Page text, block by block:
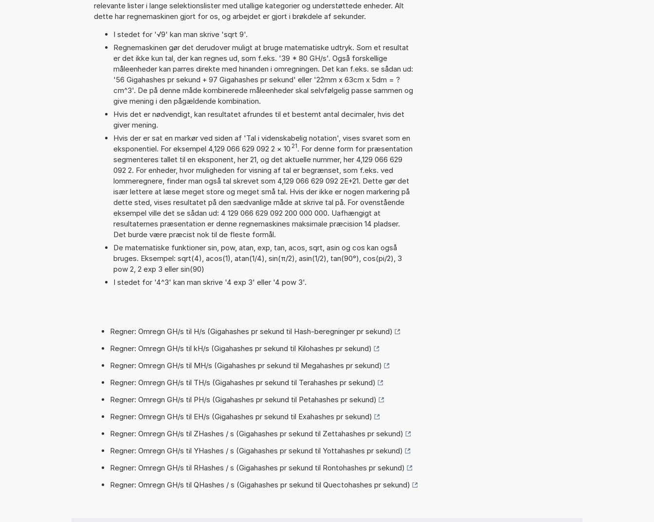
relevante lister i lange selektionslister med utallige kategorier og understøttede enheder. Alt
dette har regnemaskinen gjort for os, og arbejdet er gjort i brøkdele af sekunder.
I stedet for '√9' kan man skrive 'sqrt 9'.
Regnemaskinen gør det derudover muligt at bruge matematiske udtryk. Som et resultat
er det ikke kun tal, der kan regnes ud, som f.eks. '39 * 80 GH/s'. Også forskellige
måleenheder kan parres direkte med hinanden i omregningen. Det kan f.eks. se sådan ud:
'56 Gigahashes pr sekund + 97 Gigahashes pr sekund' eller '22mm x 63cm x 5dm = ?
cm^3'. De på denne måde kombinerede måleenheder skal selvfølgelig passe sammen og
give mening i den pågældende kombination.
Hvis det er nødvendigt, kan resultatet afrundes til et bestemt antal decimaler, hvis det
giver mening.
Hvis der er sat en markør ved siden af 'Tal i videnskabelig notation', vises svaret som en
eksponentiel. For eksempel 4,129 066 629 092 2 × 10 21. For denne form for præsentation
segmenteres tallet til en eksponent, her 21, og det aktuelle nummer, her 4,129 066 629
092 2. For enheder, hvor muligheden for visning af tal er begrænset, som f.eks. ved
lommeregnere, finder man også tal skrevet som 4,129 066 629 092 2E+21. Dette gør det
især lettere at læse meget store og meget små tal. Hvis der ikke er nogen markering på
dette sted, vises resultatet på den sædvanlige måde at skrive tal på. For ovenstående
eksempel ville det se sådan ud: 4 129 066 629 092 200 000 000. Uafhængigt at
resultaternes præsentation er denne regnemaskines maksimale præcision 14 pladser.
Det burde være præcist nok til de fleste formål.
De matematiske funktioner sin, pow, atan, exp, tan, acos, sqrt, asin og cos kan også
bruges. Eksempel: sqrt(4), acos(1), atan(1/4), sin(π/2), asin(1/2), tan(90°), cos(pi/2), 3
pow 2, 2 exp 3 eller sin(90)
I stedet for '4^3' kan man skrive '4 exp 3' eller '4 pow 3'.
Regner: Omregn GH/s til H/s (Gigahashes pr sekund til Hash-beregninger pr sekund)
Regner: Omregn GH/s til kH/s (Gigahashes pr sekund til Kilohashes pr sekund)
Regner: Omregn GH/s til MH/s (Gigahashes pr sekund til Megahashes pr sekund)
Regner: Omregn GH/s til TH/s (Gigahashes pr sekund til Terahashes pr sekund)
Regner: Omregn GH/s til PH/s (Gigahashes pr sekund til Petahashes pr sekund)
Regner: Omregn GH/s til EH/s (Gigahashes pr sekund til Exahashes pr sekund)
Regner: Omregn GH/s til ZHashes / s (Gigahashes pr sekund til Zettahashes pr sekund)
Regner: Omregn GH/s til YHashes / s (Gigahashes pr sekund til Yottahashes pr sekund)
Regner: Omregn GH/s til RHashes / s (Gigahashes pr sekund til Rontohashes pr sekund)
Regner: Omregn GH/s til QHashes / s (Gigahashes pr sekund til Quectohashes pr sekund)